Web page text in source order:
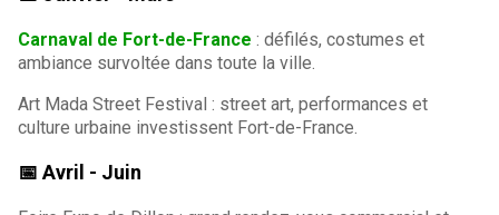
Carnaval de Fort-de-France : défilés, costumes et
ambiance survoltée dans toute la ville.
Art Mada Street Festival : street art, performances et
culture urbaine investissent Fort-de-France.
📅 Avril - Juin